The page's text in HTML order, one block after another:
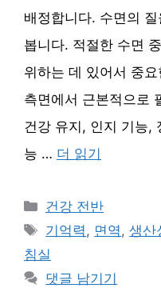
배정합니다. 수면의
봅니다. 적절한 수면
위하는 데 있어서 중
측면에서 근본적으로
건강 유지, 인지 기능,
능 … 더 읽기
카
테
리
건강 전반
태
그
기억력, 면역,생산
침실
댓글 남기기